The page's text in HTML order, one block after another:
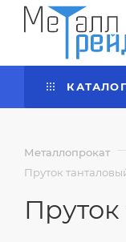
КАТАЛОГ
Металлопрокат
Пруток
Пруток